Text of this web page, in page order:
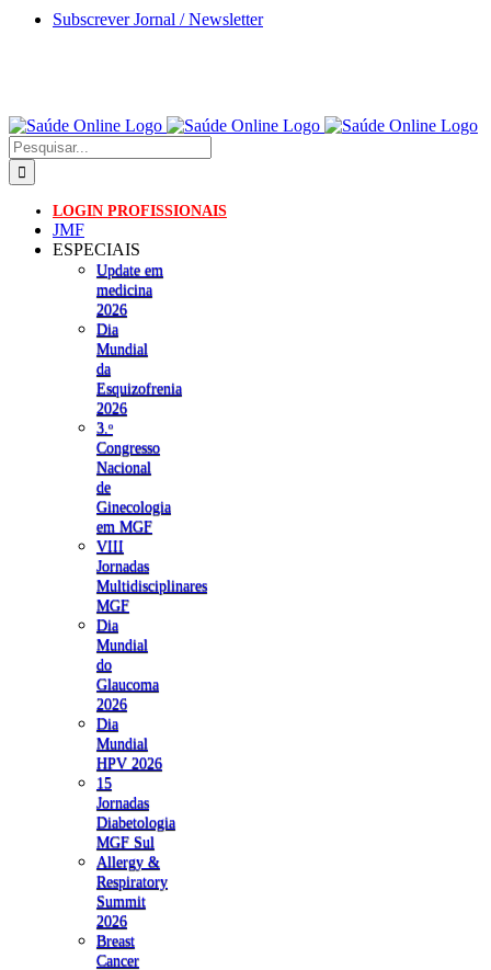
Skip
Subscrever Jornal / Newsletter
Pesquisar
LOGIN PROFISSIONAIS
JMF
ESPECIAIS
Update em
medicina
2026
Dia
Mundial
da
Esquizofrenia
2026
3.ᵒ
Congresso
Nacional
de
Ginecologia
em MGF
VIII
Jornadas
Multidisciplinares
MGF
Dia
Mundial
do
Glaucoma
2026
Dia
Mundial
HPV 2026
15
Jornadas
Diabetologia
MGF Sul
Allergy &
Respiratory
Summit
2026
Breast
Cancer